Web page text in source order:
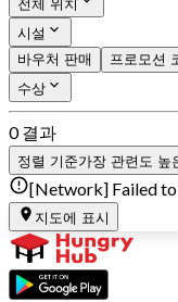
전체 위치
시설
바우처 판매
프로모션
수상
0 결과
정렬 기준가장 관련도 높
[Network] Failed
지도에 표시